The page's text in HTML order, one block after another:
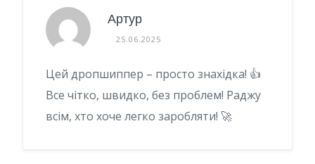
Артур
25.06.2025
Цей дропшиппер – просто знахідка! 👍
Все чітко, швидко, без проблем! Раджу
всім, хто хоче легко заробляти! 🚀